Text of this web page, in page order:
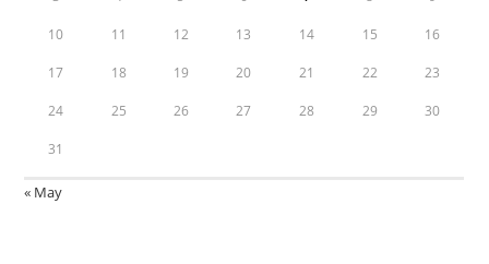
10 11 12 13 14 15 16
17 18 19 20 21 22 23
24 25 26 27 28 29 30
31
« May